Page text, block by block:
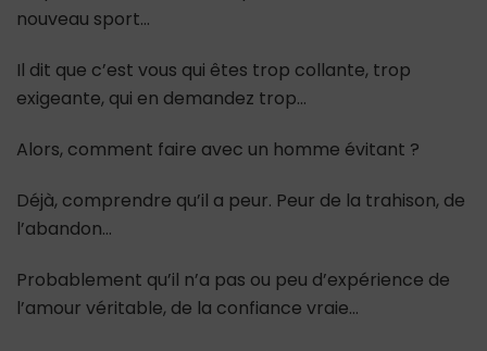
nouveau sport…
Il dit que c’est vous qui êtes trop collante, trop
exigeante, qui en demandez trop…
Alors, comment faire avec un homme évitant ?
Déjà, comprendre qu’il a peur. Peur de la trahison, de
l’abandon…
Probablement qu’il n’a pas ou peu d’expérience de
l’amour véritable, de la confiance vraie…